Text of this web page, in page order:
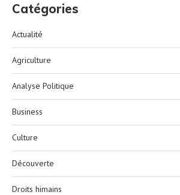
Catégories
Actualité
Agriculture
Analyse Politique
Business
Culture
Découverte
Droits himains